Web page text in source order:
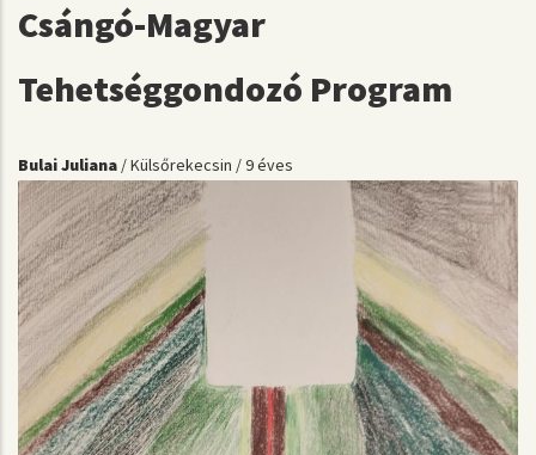
Csángó-Magyar
Tehetséggondozó Program
Bulai Juliana / Külsőrekecsin / 9 éves